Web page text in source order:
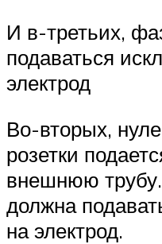
И в-третьих,
подаваться
электрод
Во-вторых,
розетки
внешнюю
должна
на электрод.